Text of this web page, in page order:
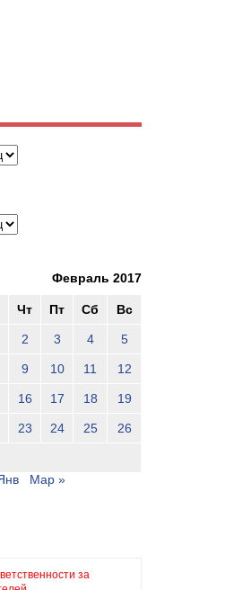
Февраль 2017
Чт Пт Сб Вс
2 3 4 5
9 10 11 12
16 17 18 19
23 24 25 26
Мар »
за